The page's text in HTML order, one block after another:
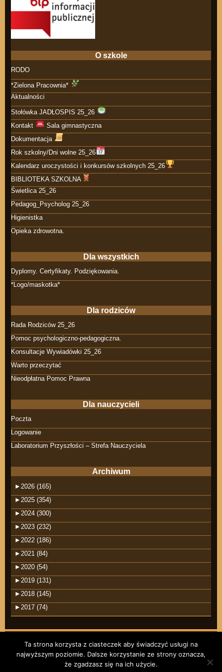
O szkole
RODO
*Zielona Pracownia*
Aktualności
Stołówka JADŁOSPIS 25_26
Kontakt
Sala gimnastyczna
Dokumentacja
Rok szkolny/Dni wolne 25_26
Kalendarz uroczystości i konkursów szkolnych 25_26
BIBLIOTEKA SZKOLNA
Świetlica 25_26
Pedagog_Psycholog 25_26
Higienistka
Opieka zdrowotna.
Dla wszystkich
Dyplomy. Certyfikaty. Podziękowania.
*Logo/maskotka*
Dla rodziców
Rada Rodziców 25_26
Pomoc psychologiczno-pedagogiczna.
Konsultacje Wywiadówki 25_26
Warto przeczytać
Nieodpłatna Pomoc Prawna
Dla nauczycieli
Poczta
Logowanie
Laboratorium Przyszłości – Strefa Nauczyciela
Archiwum
► 2026 (165)
► 2025 (354)
► 2024 (300)
► 2023 (232)
► 2022 (186)
► 2021 (84)
► 2020 (54)
► 2019 (131)
► 2018 (145)
► 2017 (74)
©2026 raindrops
Wpisy RSS
Ta strona korzysta z ciasteczek aby świadczyć usługi na
najwyższym poziomie. Dalsze korzystanie ze strony oznacza,
że zgadzasz się na ich użycie.